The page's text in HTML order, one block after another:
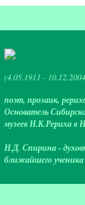
(4.05.1911 -
поэт, прозаик,
Основатель
музеев Н.К.Рериха в
Н.Д. Спирина -
ближайшего